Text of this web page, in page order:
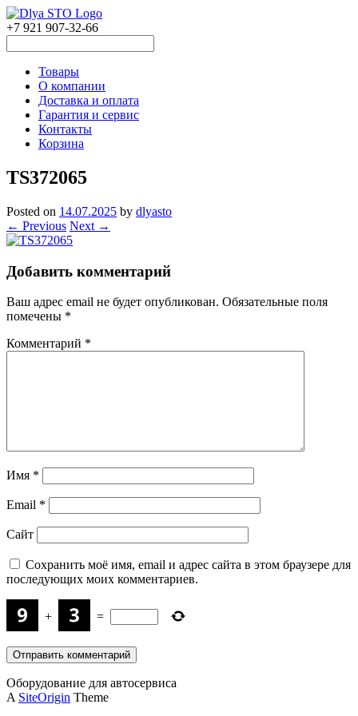
+7 921 907-32-66
Товары
О компании
Доставка и оплата
Гарантия и сервис
Контакты
Корзина
TS372065
Posted on 14.07.2025 by dlyasto
← Previous Next →
Добавить комментарий
Ваш адрес email не будет опубликован. Обязательные поля
помечены *
Комментарий *
Имя *
Email *
Сайт
Сохранить моё имя, email и адрес сайта в этом браузере для
последующих моих комментариев.
+ =
Оборудование для автосервиса
A SiteOrigin Theme